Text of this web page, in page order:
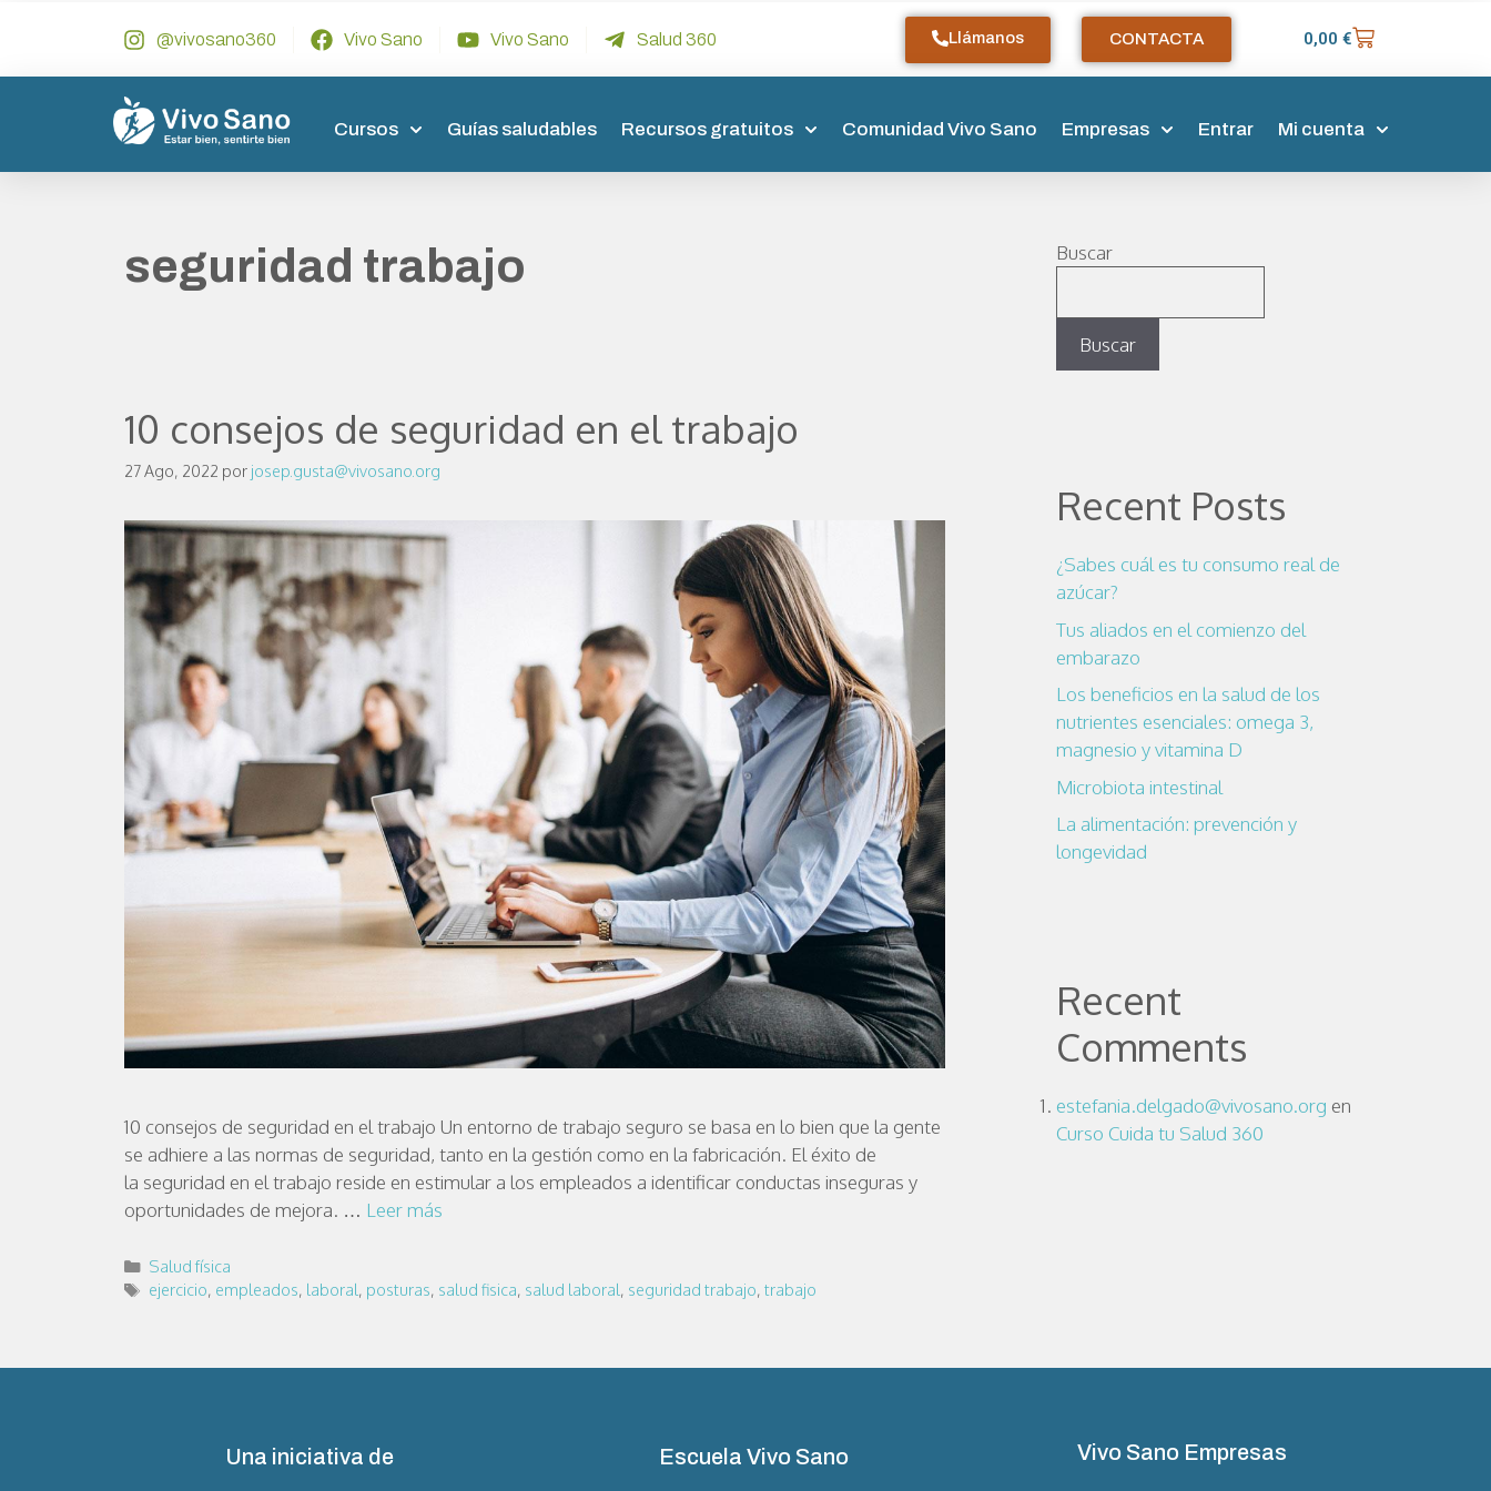
@vivosano360 Vivo Sano Vivo Sano Salud 360 Llámanos CONTACTA 0,00 €
Cursos Guías saludables Recursos gratuitos Comunidad Vivo Sano Empresas Entrar Mi cuenta
seguridad trabajo
10 consejos de seguridad en el trabajo
27 Ago, 2022 por josep.gusta@vivosano.org
10 consejos de seguridad en el trabajo Un entorno de trabajo seguro se basa en lo bien que la gente
se adhiere a las normas de seguridad, tanto en la gestión como en la fabricación. El éxito de
la seguridad en el trabajo reside en estimular a los empleados a identificar conductas inseguras y
oportunidades de mejora. … Leer más
Salud física
ejercicio, empleados, laboral, posturas, salud fisica, salud laboral, seguridad trabajo, trabajo
Buscar
Buscar
Recent Posts
¿Sabes cuál es tu consumo real de
azúcar?
Tus aliados en el comienzo del
embarazo
Los beneficios en la salud de los
nutrientes esenciales: omega 3,
magnesio y vitamina D
Microbiota intestinal
La alimentación: prevención y
longevidad
Recent
Comments
estefania.delgado@vivosano.org en
Curso Cuida tu Salud 360
Una iniciativa de Escuela Vivo Sano Vivo Sano Empresas